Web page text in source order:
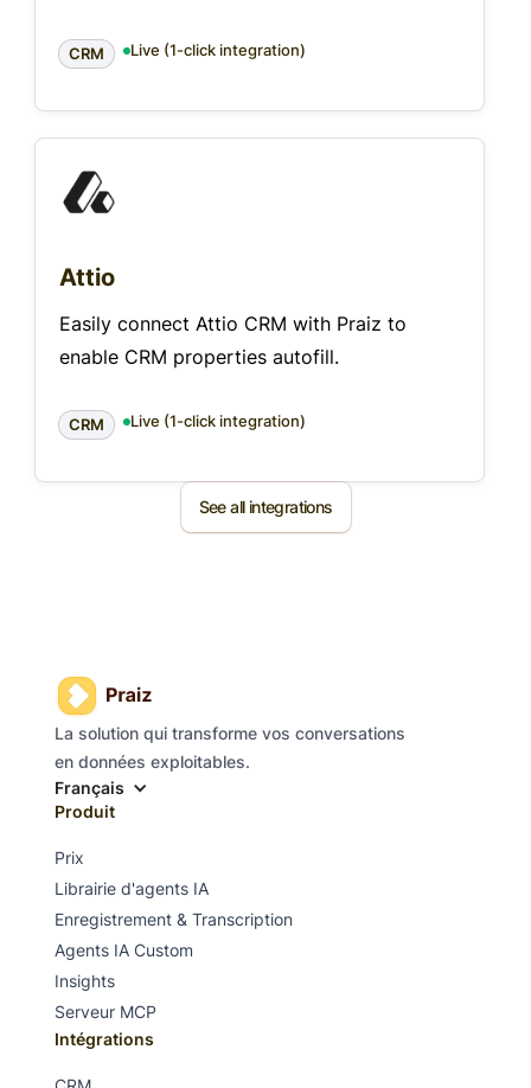
CRM Live (1-click integration)
Attio
Easily connect Attio CRM with Praiz to
enable CRM properties autofill.
CRM Live (1-click integration)
See all integrations
La solution qui transforme vos conversations
en données exploitables.
Français
Produit
Prix
Librairie d'agents IA
Enregistrement & Transcription
Agents IA Custom
Insights
Serveur MCP
Intégrations